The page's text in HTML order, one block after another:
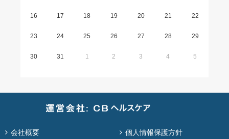
16 17 18 19 20 21 22
23 24 25 26 27 28 29
30 31 1 2 3 4 5
会社概要 個人情報保護方針